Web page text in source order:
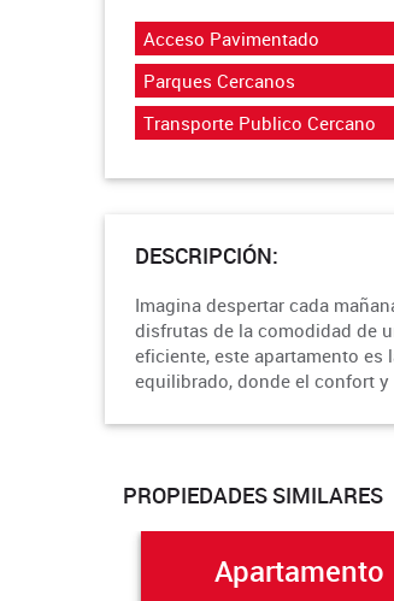
Acceso Pavimentado
Parques Cercanos
Transporte Publico Cercano
DESCRIPCIÓN:
Imagina despertar cada
disfrutas de la comodidad de
eficiente, este apartamento
equilibrado, donde el confort
PROPIEDADES SIMILARES
Apartamento